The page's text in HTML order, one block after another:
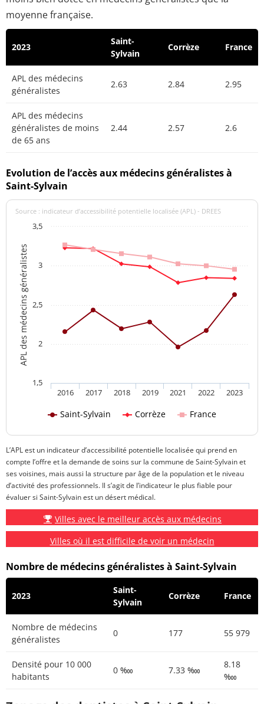
moyenne française.
2023
Saint-
Sylvain
Corrèze France
APL des médecins
généralistes
2.63 2.84 2.95
APL des médecins
généralistes de moins
de 65 ans
2.44 2.57 2.6
Evolution de l’accès aux médecins généralistes à
Saint-Sylvain
APL des médecins généralistes
Source : indicateur d’accessibilité potentielle localisée (APL) - DREES
Saint-Sylvain Corrèze France
2016 2017 2018 2019 2021 2022 2023
1,5
2
2,5
3
3,5
L’APL est un indicateur d’accessibilité potentielle localisée qui prend en
compte l’offre et la demande de soins sur la commune de Saint-Sylvain et
ses voisines, mais aussi la structure par âge de la population et le niveau
d’activité des professionnels. Il s’agit de l’indicateur le plus fiable pour
évaluer si Saint-Sylvain est un désert médical.
Villes avec le meilleur accès aux médecins
Villes où il est difficile de voir un médecin
Nombre de médecins généralistes à Saint-Sylvain
2023
Saint-
Sylvain
Corrèze France
Nombre de médecins
généralistes
0 177 55 979
Densité pour 10 000
habitants
0 ‱ 7.33 ‱
8.18
‱